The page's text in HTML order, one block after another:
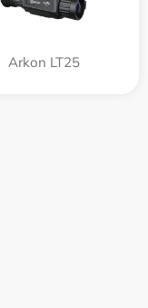
Arkon LT25